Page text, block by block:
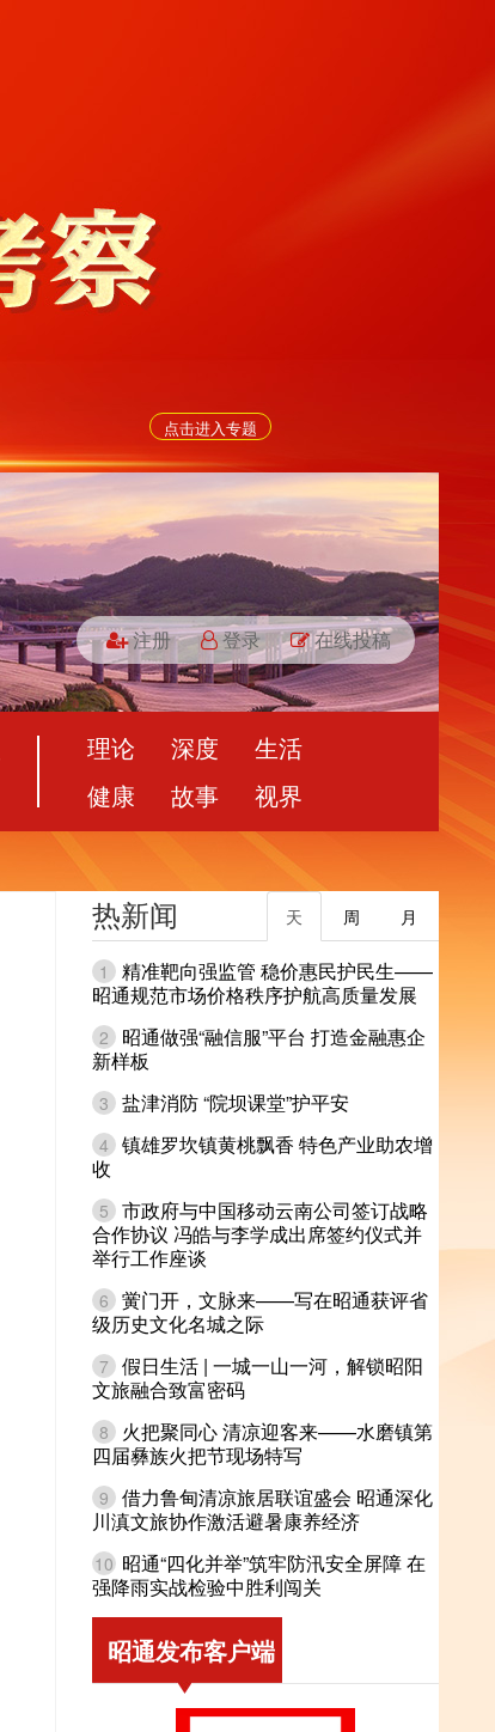
点击进入专题
注册 登录 在线投稿
理论 深度
生活
健康
故事 视界
热新闻 月
周
天
1
精准靶向强监管 稳价惠民护民生——
昭通规范市场价格秩序护航高质量发展
2
昭通做强“融信服”平台 打造金融惠企
新样板
3 盐津消防 “院坝课堂”护平安
4 镇雄罗坎镇黄桃飘香 特色产业助农增
收
5 市政府与中国移动云南公司签订战略
合作协议 冯皓与李学成出席签约仪式并
举行工作座谈
6 黉门开，文脉来——写在昭通获评省
级历史文化名城之际
7 假日生活 | 一城一山一河，解锁昭阳
文旅融合致富密码
8
火把聚同心 清凉迎客来——水磨镇第
四届彝族火把节现场特写
9 借力鲁甸清凉旅居联谊盛会 昭通深化
川滇文旅协作激活避暑康养经济
10 昭通“四化并举”筑牢防汛安全屏障 在
强降雨实战检验中胜利闯关
昭通发布客户端